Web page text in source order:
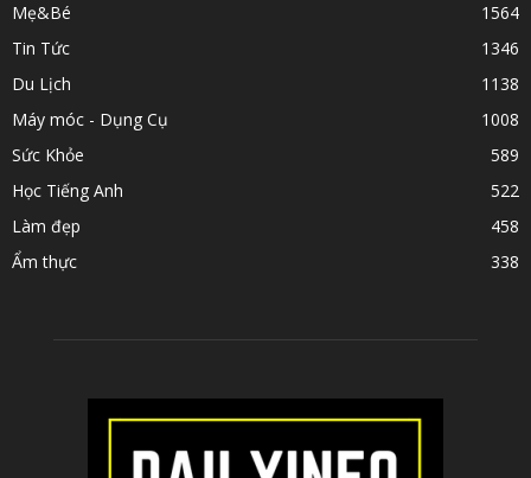
Mẹ&Bé
1564
Tin Tức
1346
Du Lịch
1138
Máy móc - Dụng Cụ
1008
Sức Khỏe
589
Học Tiếng Anh
522
Làm đẹp
458
Ẩm thực
338